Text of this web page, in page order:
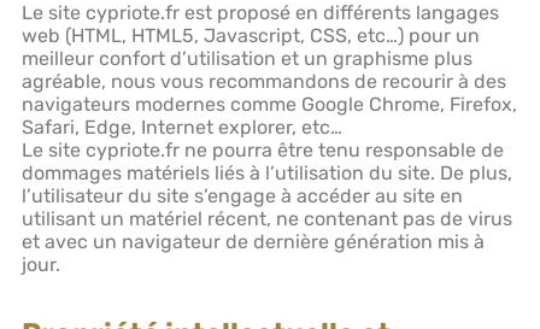
Le site cypriote.fr est proposé en différents langages
web (HTML, HTML5, Javascript, CSS, etc…) pour un
meilleur confort d’utilisation et un graphisme plus
agréable, nous vous recommandons de recourir à des
navigateurs modernes comme Google Chrome, Firefox,
Safari, Edge, Internet explorer, etc…
Le site cypriote.fr ne pourra être tenu responsable de
dommages matériels liés à l’utilisation du site. De plus,
l’utilisateur du site s’engage à accéder au site en
utilisant un matériel récent, ne contenant pas de virus
et avec un navigateur de dernière génération mis à
jour.